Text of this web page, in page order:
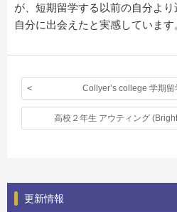
が、短期留学する以前の自分よ
自分に出会えたと実感しています
Collyer’s college 学期
高校２年生 アウティング
更新情報